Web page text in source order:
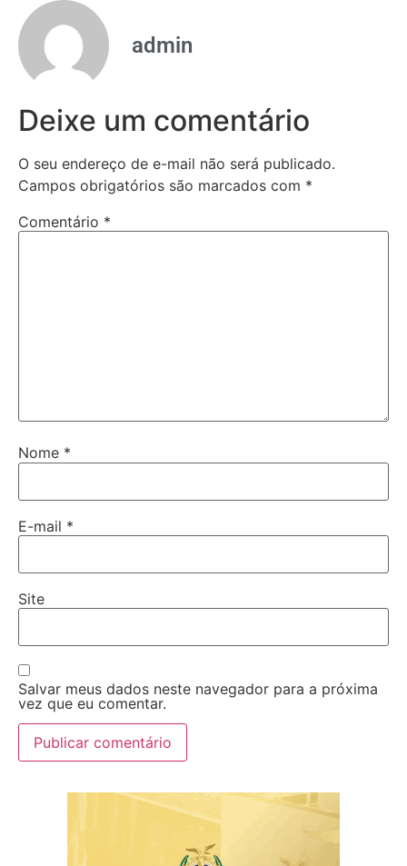
admin
Deixe um comentário
O seu endereço de e-mail não será publicado.
Campos obrigatórios são marcados com *
Comentário *
Nome *
E-mail *
Site
Salvar meus dados neste navegador para a próxima
vez que eu comentar.